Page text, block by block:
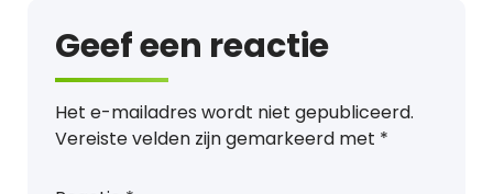
Geef een reactie
Het e-mailadres wordt niet gepubliceerd.
Vereiste velden zijn gemarkeerd met *